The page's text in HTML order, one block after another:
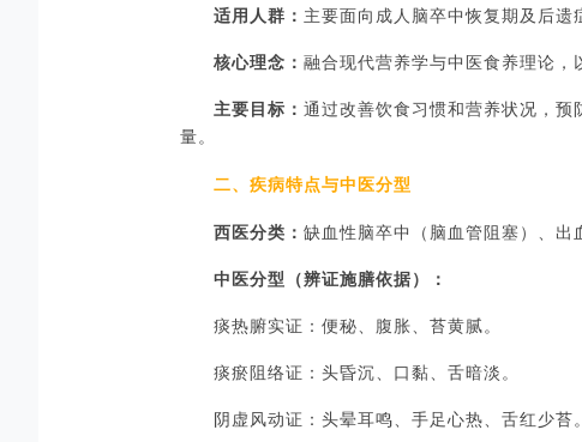
适用人群： 主要面向成人脑卒中恢复期及后遗
核心理念： 融合现代营养学与中医食养理论，
主要目标： 通过改善饮食习惯和营养状况，
量。
二、疾病特点与中医分型
西医分类： 缺血性脑卒中（脑血管阻塞）、出
中医分型（辨证施膳依据）：
痰热腑实证：便秘、腹胀、苔黄腻。
痰瘀阻络证：头昏沉、口黏、舌暗淡。
阴虚风动证：头晕耳鸣、手足心热、舌红少苔。